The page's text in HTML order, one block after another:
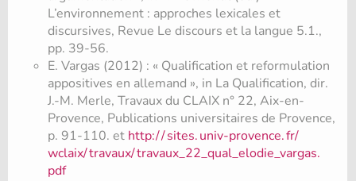
L’environnement : approches lexicales et
discursives, Revue Le discours et la langue 5.1.,
pp. 39-56.
E. Vargas (2012) : « Qualification et reformulation
appositives en allemand », in La Qualification, dir.
J.-M. Merle, Travaux du CLAIX n° 22, Aix-en-
Provence, Publications universitaires de Provence,
p. 91-110. et http://sites.univ-provence.fr/
wclaix/travaux/travaux_22_qual_elodie_vargas.
pdf